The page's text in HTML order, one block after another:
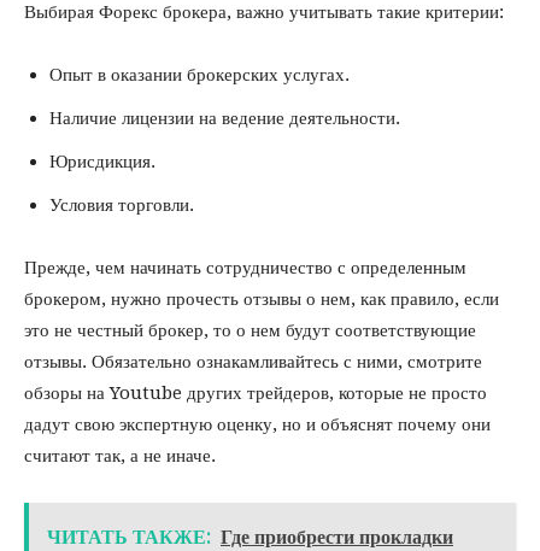
Выбирая Форекс брокера, важно учитывать такие критерии:
Опыт в оказании брокерских услугах.
Наличие лицензии на ведение деятельности.
Юрисдикция.
Условия торговли.
Прежде, чем начинать сотрудничество с определенным
брокером, нужно прочесть отзывы о нем, как правило, если
это не честный брокер, то о нем будут соответствующие
отзывы. Обязательно ознакамливайтесь с ними, смотрите
обзоры на Youtube других трейдеров, которые не просто
дадут свою экспертную оценку, но и объяснят почему они
считают так, а не иначе.
ЧИТАТЬ ТАКЖЕ: Где приобрести прокладки